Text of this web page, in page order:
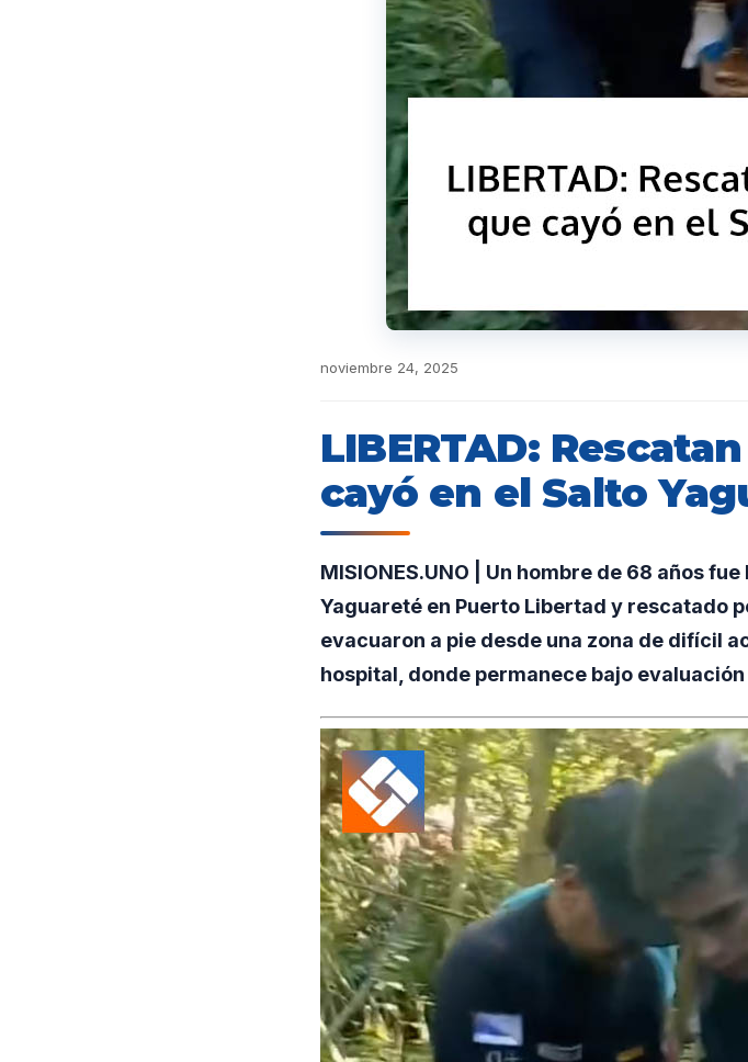
noviembre 24, 2025
LIBERTAD:
cayó en el Salto
MISIONES.UNO | Un hombre de 68 años
Yaguareté en Puerto Libertad y rescatado
evacuaron a pie desde una zona de difícil
hospital, donde permanece bajo